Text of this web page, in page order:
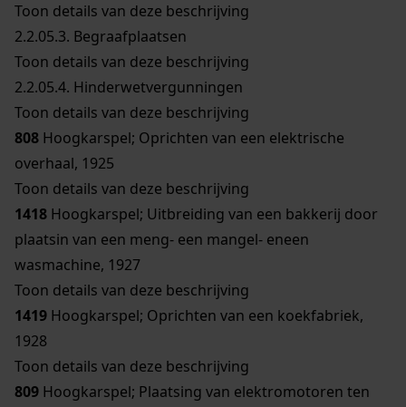
Toon details van deze beschrijving
2.2.05.3. Begraafplaatsen
Toon details van deze beschrijving
2.2.05.4. Hinderwetvergunningen
Toon details van deze beschrijving
808 Hoogkarspel; Oprichten van een elektrische
overhaal, 1925
Toon details van deze beschrijving
1418 Hoogkarspel; Uitbreiding van een bakkerij door
plaatsin van een meng- een mangel- eneen
wasmachine, 1927
Toon details van deze beschrijving
1419 Hoogkarspel; Oprichten van een koekfabriek,
1928
Toon details van deze beschrijving
809 Hoogkarspel; Plaatsing van elektromotoren ten